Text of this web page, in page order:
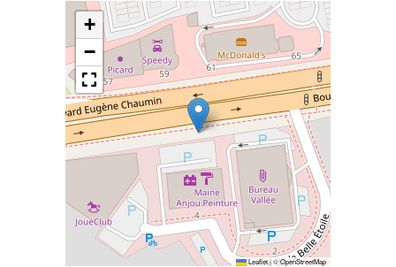
+
−
Leaflet|©OpenStreetMap